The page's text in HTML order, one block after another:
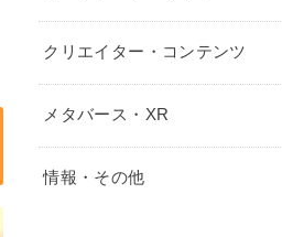
クリエイター・コンテンツ
メタバース・XR
情報・その他